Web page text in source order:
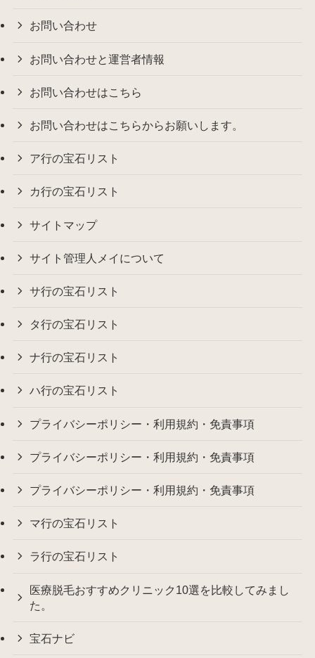
お問い合わせ
お問い合わせと運営者情報
お問い合わせはこちら
お問い合わせはこちらからお願いします。
ア行の宝石リスト
カ行の宝石リスト
サイトマップ
サイト管理人メイについて
サ行の宝石リスト
タ行の宝石リスト
ナ行の宝石リスト
ハ行の宝石リスト
プライバシーポリシー・利用規約・免責事項
プライバシーポリシー・利用規約・免責事項
プライバシーポリシー・利用規約・免責事項
マ行の宝石リスト
ラ行の宝石リスト
医療脱毛おすすめクリニック10選を比較してみまし
た。
宝石ナビ